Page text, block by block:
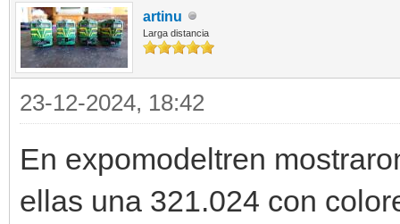
artinu
Larga distancia
23-12-2024, 18:42
En expomodeltren
ellas una 321.024 con